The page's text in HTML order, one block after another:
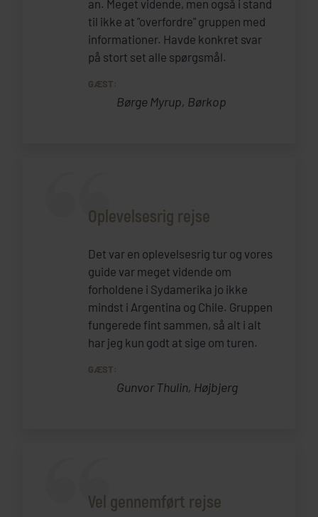
an. Meget vidende, men også i stand
til ikke at "overfordre" gruppen med
informationer. Havde konkret svar
på stort set alle spørgsmål.
GÆST:
Børge Myrup, Børkop
Oplevelsesrig rejse
Det var en oplevelsesrig tur og vores
guide var meget vidende om
forholdene i Sydamerika jo ikke
mindst i Argentina og Chile. Gruppen
fungerede fint sammen, så alt i alt
har jeg kun godt at sige om turen.
GÆST:
Gunvor Thulin, Højbjerg
Vel gennemført rejse